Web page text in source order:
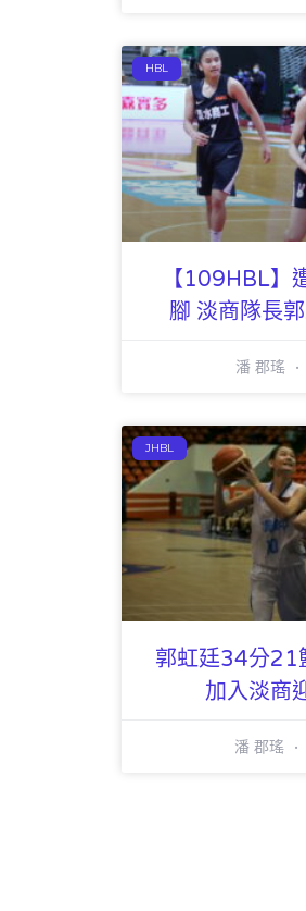
HBL
【109HBL】
腳 淡商隊長
潘 郡瑤
JHBL
郭虹廷34分21
加入淡商
潘 郡瑤